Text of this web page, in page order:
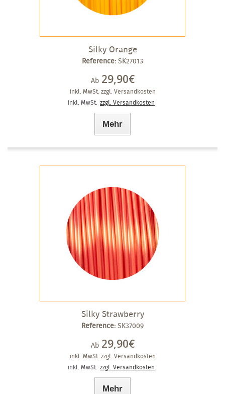
Silky Orange
Reference: SK27013
Ab 29,90€
inkl. MwSt. zzgl. Versandkosten
inkl. MwSt. zzgl. Versandkosten
Mehr
Silky Strawberry
Reference: SK37009
Ab 29,90€
inkl. MwSt. zzgl. Versandkosten
inkl. MwSt. zzgl. Versandkosten
Mehr